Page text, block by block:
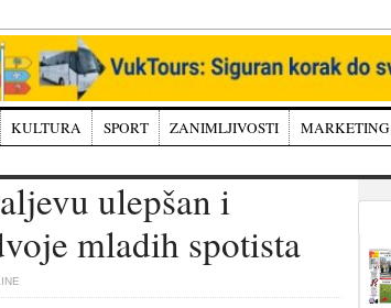
KULTURA SPORT ZANIMLJIVOSTI MARKETING
ulepšan i
mladih spotista